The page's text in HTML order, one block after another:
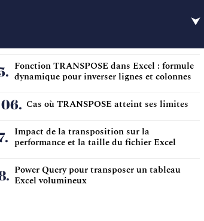
Fonction TRANSPOSE dans Excel : formule
dynamique pour inverser lignes et colonnes
Cas où TRANSPOSE atteint ses limites
Impact de la transposition sur la
performance et la taille du fichier Excel
Power Query pour transposer un tableau
Excel volumineux